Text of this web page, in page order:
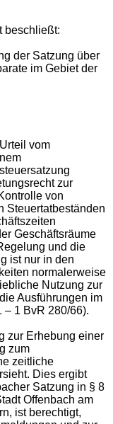
beschließt:
der Satzung über
im Gebiet der
vom
zur
von
Steuertatbeständen
Geschäftsräume
und die
ist nur in den
normalerweise
Nutzung zur
Ausführungen im
– 1 BvR 280/66).
zur Erhebung einer
zum
zeitliche
Dies ergibt
Satzung in § 8
Offenbach am
ist berechtigt,